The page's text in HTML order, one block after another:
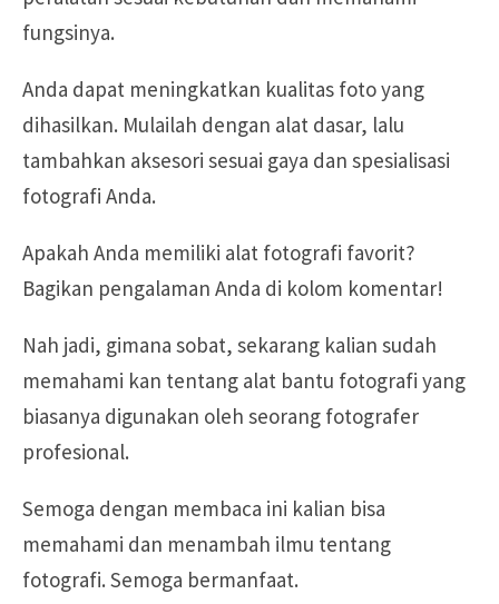
fungsinya.
Anda dapat meningkatkan kualitas foto yang
dihasilkan. Mulailah dengan alat dasar, lalu
tambahkan aksesori sesuai gaya dan spesialisasi
fotografi Anda.
Apakah Anda memiliki alat fotografi favorit?
Bagikan pengalaman Anda di kolom komentar!
Nah jadi, gimana sobat, sekarang kalian sudah
memahami kan tentang alat bantu fotografi yang
biasanya digunakan oleh seorang fotografer
profesional.
Semoga dengan membaca ini kalian bisa
memahami dan menambah ilmu tentang
fotografi. Semoga bermanfaat.